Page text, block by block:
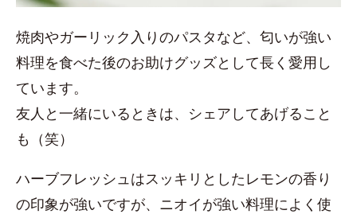
焼肉やガーリック入りのパスタなど、匂いが強い
料理を食べた後のお助けグッズとして長く愛用し
ています。
友人と一緒にいるときは、シェアしてあげること
も（笑）
ハーブフレッシュはスッキリとしたレモンの香り
の印象が強いですが、ニオイが強い料理によく使